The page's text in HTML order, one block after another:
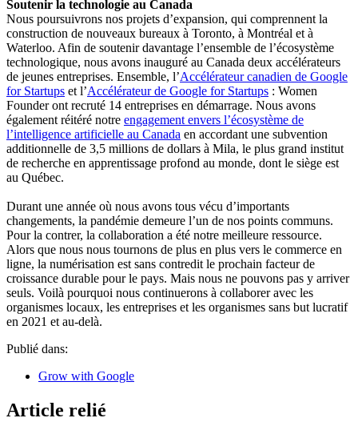
Soutenir la technologie au Canada
Nous poursuivrons nos projets d’expansion, qui comprennent la
construction de nouveaux bureaux à Toronto, à Montréal et à
Waterloo. Afin de soutenir davantage l’ensemble de l’écosystème
technologique, nous avons inauguré au Canada deux accélérateurs
de jeunes entreprises. Ensemble, l’Accélérateur canadien de Google
for Startups et l’Accélérateur de Google for Startups : Women
Founder ont recruté 14 entreprises en démarrage. Nous avons
également réitéré notre engagement envers l’écosystème de
l’intelligence artificielle au Canada en accordant une subvention
additionnelle de 3,5 millions de dollars à Mila, le plus grand institut
de recherche en apprentissage profond au monde, dont le siège est
au Québec.
Durant une année où nous avons tous vécu d’importants
changements, la pandémie demeure l’un de nos points communs.
Pour la contrer, la collaboration a été notre meilleure ressource.
Alors que nous nous tournons de plus en plus vers le commerce en
ligne, la numérisation est sans contredit le prochain facteur de
croissance durable pour le pays. Mais nous ne pouvons pas y arriver
seuls. Voilà pourquoi nous continuerons à collaborer avec les
organismes locaux, les entreprises et les organismes sans but lucratif
en 2021 et au-delà.
Publié dans:
Grow with Google
Article relié